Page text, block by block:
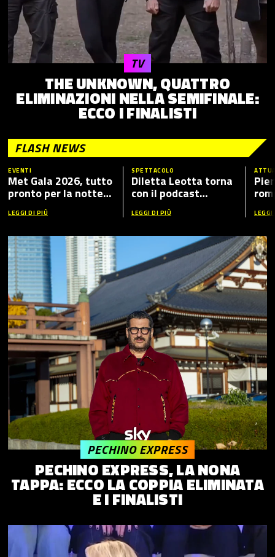
THE UNKNOWN, QUATTRO
ELIMINAZIONI NELLA SEMIFINALE:
ECCO I FINALISTI
TV
FLASH NEWS
EVENTI
Met Gala 2026, tutto
pronto per la notte
più fashion dell’anno:
tema, ospiti e dove
LEGGI DI PIÙ
SPETTACOLO
Diletta Leotta torna
con il podcast
“Mamma Dilettante
5”, ecco i nuovi ospiti
LEGGI DI PIÙ
PECHINO EXPRESS, LA NONA
TAPPA: ECCO LA COPPIA ELIMINATA
E I FINALISTI
PECHINO EXPRESS